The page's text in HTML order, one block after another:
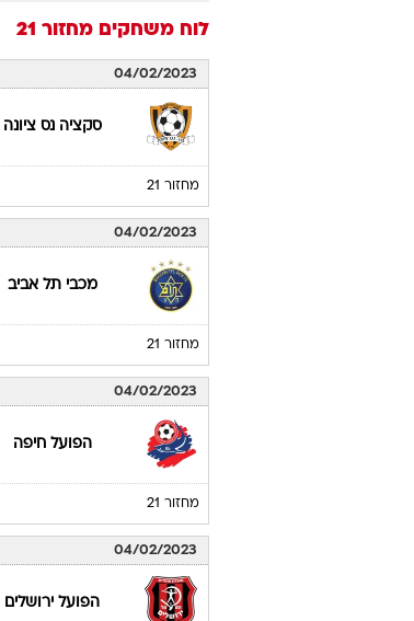
לוח משחקים מחזור 21
04/02/2023
סקציה נס ציונה
מחזור 21
04/02/2023
מכבי תל אביב
מחזור 21
04/02/2023
הפועל חיפה
מחזור 21
04/02/2023
הפועל ירושלים